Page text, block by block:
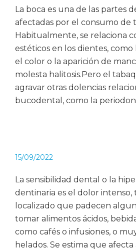
La boca es una de las partes
afectadas por el consumo de
Habitualmente, se relaciona
estéticos en los dientes, como
el color o la aparición de
molesta halitosis.Pero el
agravar otras dolencias
bucodental, como la
15/09/2022
La sensibilidad dental o la
dentinaria es el dolor intenso,
localizado que padecen
tomar alimentos ácidos,
como cafés o infusiones, o
helados. Se estima que afecta